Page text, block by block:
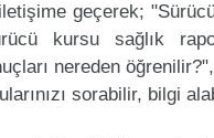
geçerek;
kursu sağlık
nereden
sorabilir, bilgi